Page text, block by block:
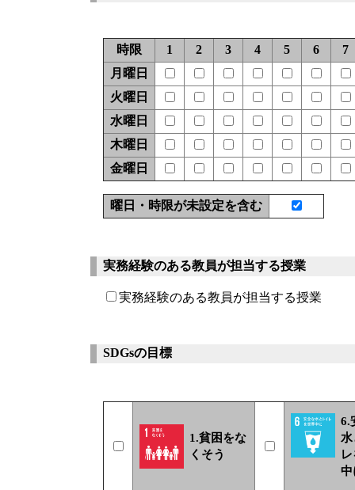
時限 1 2 3 4 5 6
7
月曜日
火曜日
水曜日
木曜日
金曜日
曜日・時限が未設定を含む
実務経験のある教員が担当する授業
実務経験のある教員が担当する授業
SDGsの目標
1.貧困をな
くそう
6.
中